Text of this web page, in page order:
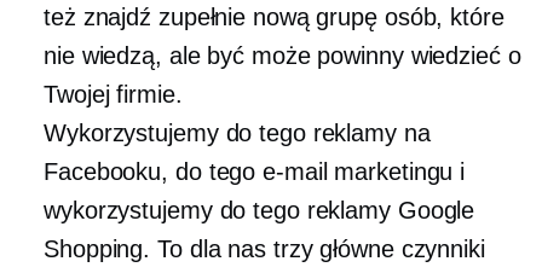
też znajdź zupełnie nową grupę osób, które
nie wiedzą, ale być może powinny wiedzieć o
Twojej firmie.
Wykorzystujemy do tego reklamy na
Facebooku, do tego e-mail marketingu i
wykorzystujemy do tego reklamy Google
Shopping. To dla nas trzy główne czynniki